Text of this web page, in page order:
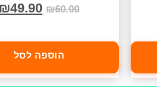
₪60.00
₪49.90
הוספה לסל